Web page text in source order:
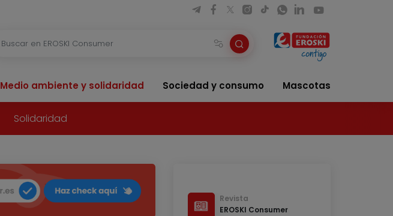
Medio ambiente y solidaridad Sociedad y consumo Mascotas
Solidaridad
Revista
EROSKI Consumer